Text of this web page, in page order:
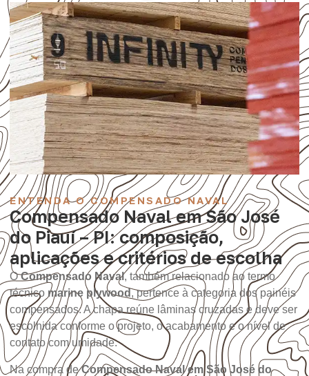
ENTENDA O COMPENSADO NAVAL
Compensado Naval em São José
do Piauí – PI: composição,
aplicações e critérios de escolha
OCompensado Naval, também relacionado ao termo
técnico marine plywood, pertence à categoria dos painéis
compensados. A chapa reúne lâminas cruzadas e deve ser
escolhida conforme o projeto, o acabamento e o nível de
contato com umidade.
Na compra deCompensado Naval em São José do